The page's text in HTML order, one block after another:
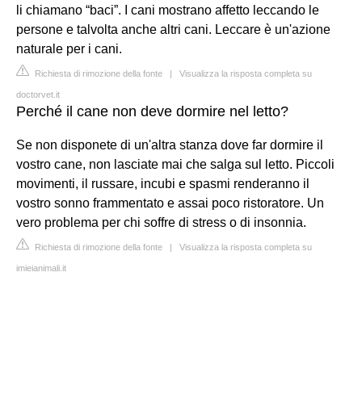
li chiamano “baci”. I cani mostrano affetto leccando le
persone e talvolta anche altri cani. Leccare è un'azione
naturale per i cani.
Richiesta di rimozione della fonte | Visualizza la risposta completa su
doctorvet.it
Perché il cane non deve dormire nel letto?
Se non disponete di un'altra stanza dove far dormire il
vostro cane, non lasciate mai che salga sul letto. Piccoli
movimenti, il russare, incubi e spasmi renderanno il
vostro sonno frammentato e assai poco ristoratore. Un
vero problema per chi soffre di stress o di insonnia.
Richiesta di rimozione della fonte | Visualizza la risposta completa su
imieianimali.it